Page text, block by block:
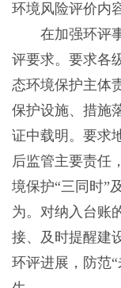
环境风险评价内
在加强环评事
评要求。要求各
态环境保护主体
保护设施、措施
证中载明。要求
后监管主要责任
境保护“三同时”
为。对纳入台账
接、及时提醒建
环评进展，防范